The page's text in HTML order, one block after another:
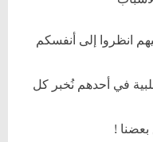
انظروا إلى أنفسكم
في أحدهم نُخبر كل
!